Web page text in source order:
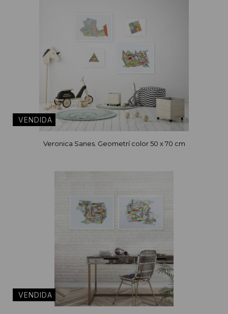
Veronica Sanes. Geometrí color 50 x 70 cm